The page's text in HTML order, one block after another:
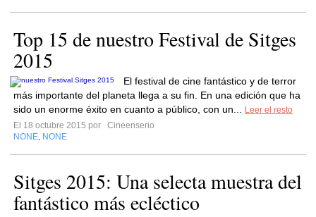
Top 15 de nuestro Festival de Sitges
2015
El festival de cine fantástico y de terror
más importante del planeta llega a su fin. En una edición que ha
sido un enorme éxito en cuanto a público, con un...
Leer el resto
El 18 octubre 2015 por
Cineenserio
NONE NONE
Sitges 2015: Una selecta muestra del
fantástico más ecléctico